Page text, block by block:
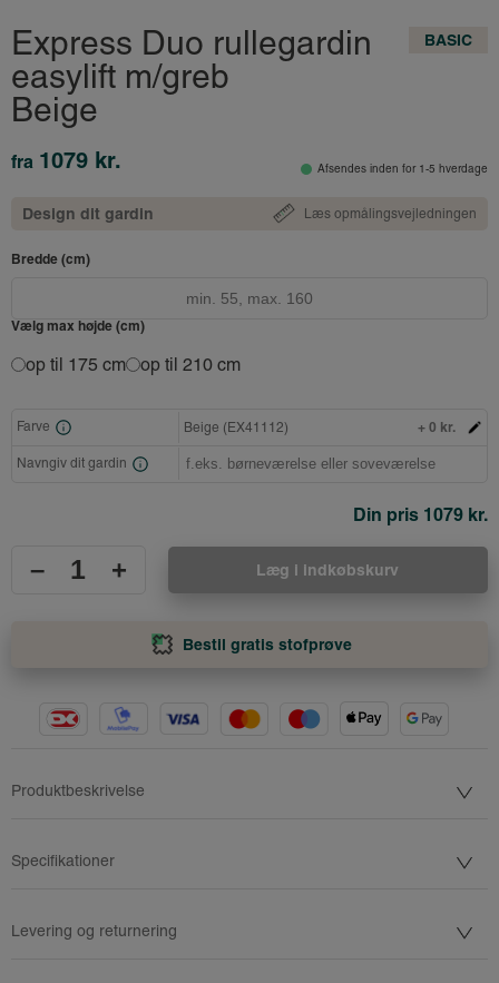
Express Duo rullegardin
easylift m/greb
Beige
BASIC
fra 1079 kr. Afsendes inden for 1-5 hverdage
Design dit gardin Læs opmålingsvejledningen
Bredde (cm)
Vælg max højde (cm)
op til 175 cm op til 210 cm
Farve Beige (EX41112) + 0 kr.
Navngiv dit gardin
Din pris 1079 kr.
– + Læg i indkøbskurv
Bestil gratis stofprøve
Produktbeskrivelse
Specifikationer
Levering og returnering